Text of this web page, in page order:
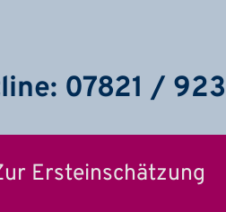
07821 /
Ersteinschätzung